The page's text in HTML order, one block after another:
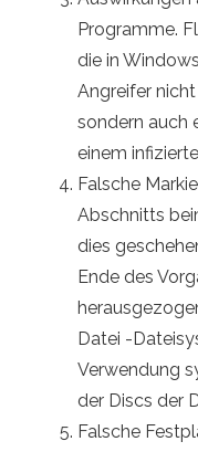
Programme.
die in
Angreifer
sondern auch
einem
Falsche
Abschnitts
dies
Ende des
Datei -
Verwendung
der Discs der
Falsche